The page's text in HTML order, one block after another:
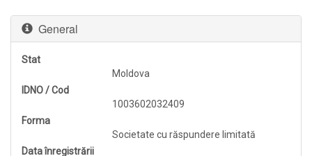
General
Stat
Moldova
IDNO / Cod
1003602032409
Forma
Societate cu răspundere limitată
Data înregistrării